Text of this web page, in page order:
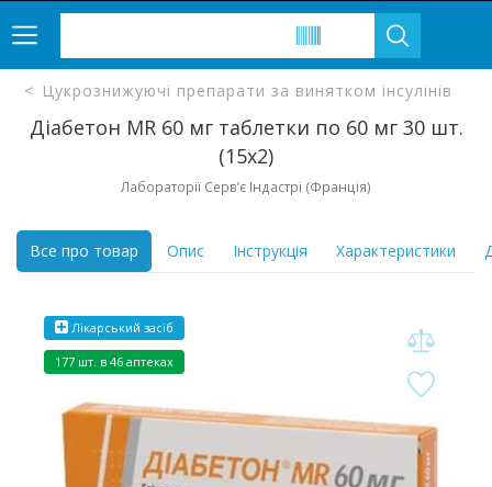
Цукрознижуючі препарати за винятком інсулінів
Діабетон MR 60 мг таблетки по 60 мг 30 шт.
(15х2)
Лабораторії Серв’є Індастрі (Франція)
Все про товар Опис Інструкція Характеристики
Лікарський засіб
177 шт. в 46 аптеках